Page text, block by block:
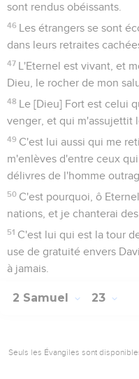
sont rendus obéissants.
46 Les étrangers se sont
dans leurs retraites
47 L'Eternel est vivant, et
Dieu, le rocher de mon
48 Le [Dieu] Fort est celui
venger, et qui m'assujettit
49 C'est lui aussi qui me
m'enlèves d'entre ceux
délivres de l'homme
50 C'est pourquoi, ô
nations, et je chanterai
51 C'est lui qui est la tour
use de gratuité envers
à jamais.
2 Samuel 23
Seuls les Évangiles sont